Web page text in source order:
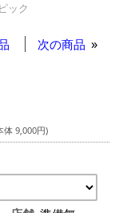
ック
次の商品
体 9,000円)